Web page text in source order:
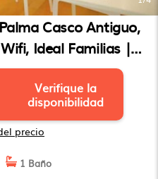
Casco Antiguo,
Ideal Familias |
de Mallorca
Verifique la
disponibilidad
precio
1 Baño